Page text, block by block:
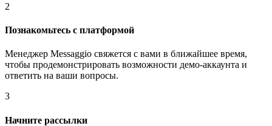
2
Познакомьтесь с платформой
Менеджер Messaggio свяжется с вами в ближайшее время,
чтобы продемонстрировать возможности демо-аккаунта и
ответить на ваши вопросы.
3
Начните рассылки